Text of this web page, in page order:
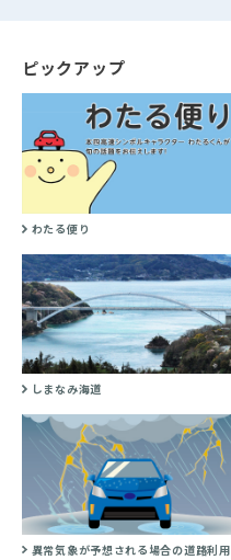
ピックアップ
わたる便り
しまなみ海道
異常気象が予想される場合の道路利用